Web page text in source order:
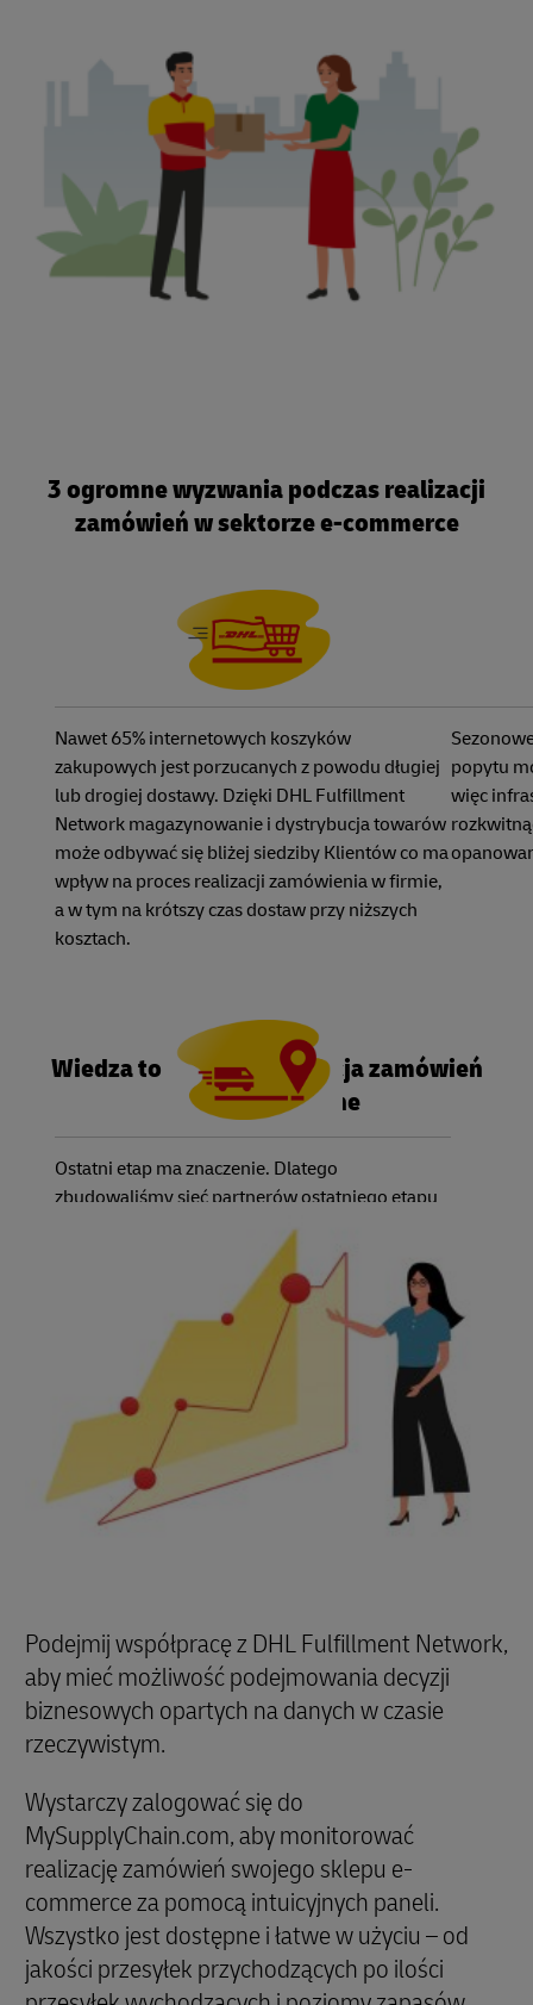
3 ogromne wyzwania podczas realizacji
zamówień w sektorze e-commerce
Nawet 65% internetowych koszyków
zakupowych jest porzucanych z powodu długiej
lub drogiej dostawy. Dzięki DHL Fulfillment
Network magazynowanie i dystrybucja towarów
może odbywać się bliżej siedziby Klientów co ma
wpływ na proces realizacji zamówienia w firmie,
a w tym na krótszy czas dostaw przy niższych
kosztach.
popytu
więc
Ostatni etap ma znaczenie. Dlatego
zbudowaliśmy sieć partnerów ostatniego etapu
dostarczania, w której wszyscy są zintegrowani
w ramach jednej platformy. Wystarczy wybrać
poziom usług, jakiego potrzebujesz Ty i Twoi
klienci, a my udostępnimy odpowiedniego
przewoźnika. Co najlepsze, możesz śledzić stan
każdego zamówienia za pomocą jednego
systemu, niezależnie od tego, jaki kraj lub
jakiego przewoźnika wybierzesz.
Wiedza to potęga: realizacja zamówień
w oparciu o dane
Podejmij współpracę z DHL Fulfillment Network,
aby mieć możliwość podejmowania decyzji
biznesowych opartych na danych w czasie
rzeczywistym.
Wystarczy zalogować się do
MySupplyChain.com, aby monitorować
realizację zamówień swojego sklepu e-
commerce za pomocą intuicyjnych paneli.
Wszystko jest dostępne i łatwe w użyciu – od
jakości przesyłek przychodzących po ilości